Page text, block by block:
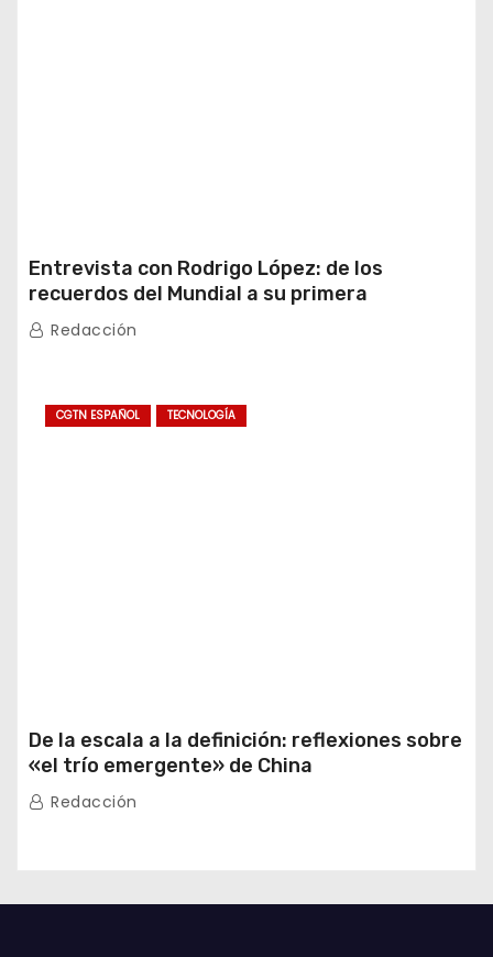
Entrevista con Rodrigo López: de los
recuerdos del Mundial a su primera
experiencia en China
Redacción
CGTN ESPAÑOL TECNOLOGÍA
De la escala a la definición: reflexiones sobre
«el trío emergente» de China
Redacción